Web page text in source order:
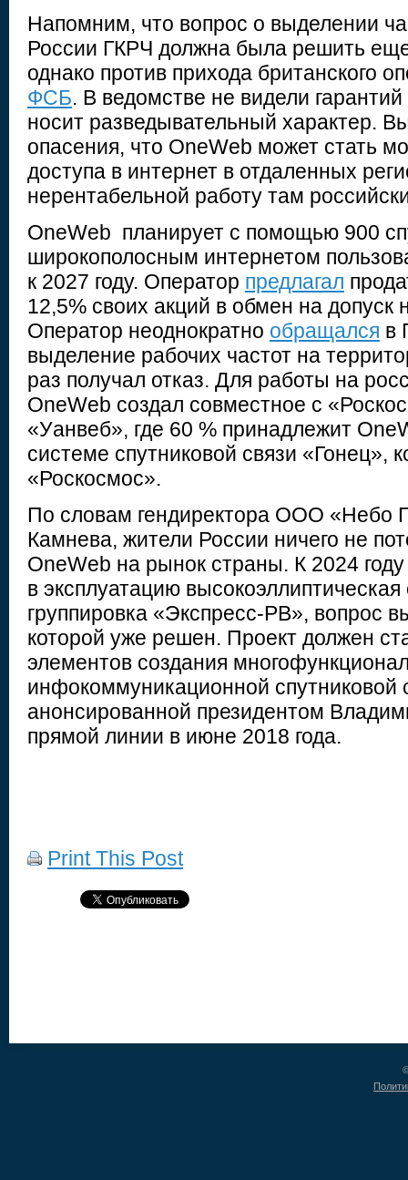
Напомним, что вопрос о выделении
России ГКРЧ должна была решить
однако против прихода британского
ФСБ. В ведомстве не видели
носит разведывательный характер.
опасения, что OneWeb может стать
доступа в интернет в отдаленных
нерентабельной работу там
OneWeb планирует с помощью 900
широкополосным интернетом
к 2027 году. Оператор предлагал
12,5% своих акций в обмен на допуск
Оператор неоднократно обращался в
выделение рабочих частот на
раз получал отказ. Для работы на
OneWeb создал совместное с
«Уанвеб», где 60 % принадлежит
системе спутниковой связи «Гонец»,
«Роскосмос».
По словам гендиректора ООО «Небо
Камнева, жители России ничего не
OneWeb на рынок страны. К 2024
в эксплуатацию
группировка «Экспресс-РВ», вопрос
которой уже решен. Проект должен
элементов создания
инфокоммуникационной
анонсированной президентом
прямой линии в июне 2018 года.
Print This Post